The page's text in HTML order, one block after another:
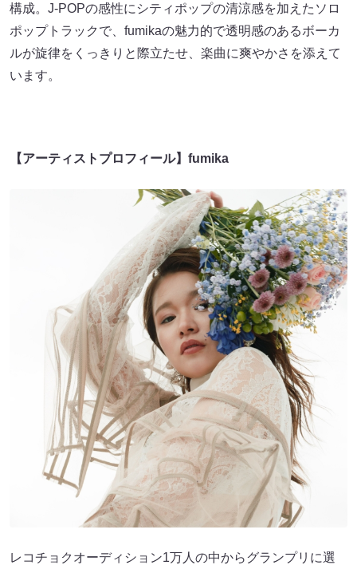
構成。J-POPの感性にシティポップの清涼感を加えたソロ
ポップトラックで、fumikaの魅力的で透明感のあるボーカ
ルが旋律をくっきりと際立たせ、楽曲に爽やかさを添えて
います。
【アーティストプロフィール】 fumika
レコチョクオーディション1万人の中からグランプリに選